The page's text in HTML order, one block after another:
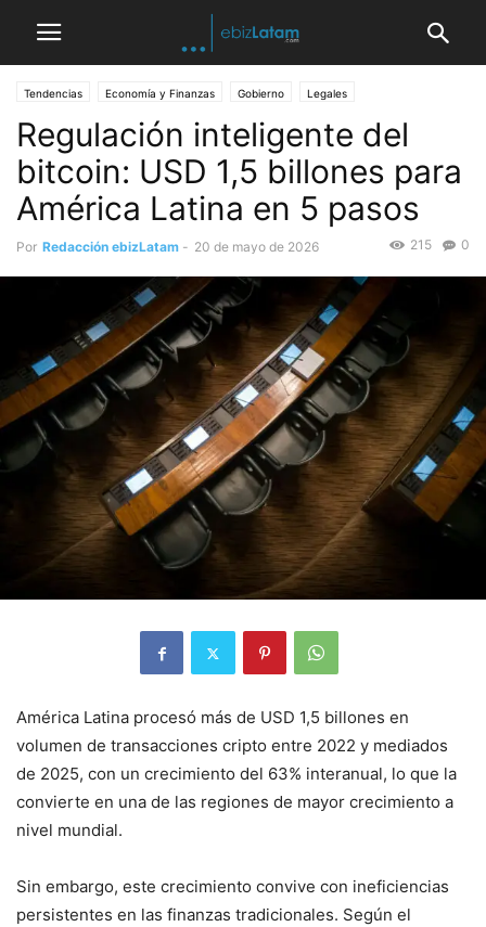
Tendencias Economía y Finanzas Gobierno Legales
Regulación inteligente del
bitcoin: USD 1,5 billones para
América Latina en 5 pasos
Por Redacción ebizLatam - 20 de mayo de 2026 0
215
América Latina procesó más de USD 1,5 billones en
volumen de transacciones cripto entre 2022 y mediados
de 2025, con un crecimiento del 63% interanual, lo que la
convierte en una de las regiones de mayor crecimiento a
nivel mundial.
Sin embargo, este crecimiento convive con ineficiencias
persistentes en las finanzas tradicionales. Según el